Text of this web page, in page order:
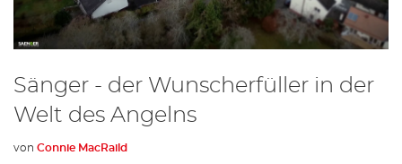
Sänger - der Wunscherfüller in der
Welt des Angelns
von Connie MacRaild